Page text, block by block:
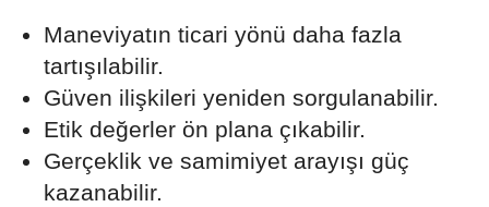
Maneviyatın ticari yönü daha fazla
tartışılabilir.
Güven ilişkileri yeniden sorgulanabilir.
Etik değerler ön plana çıkabilir.
Gerçeklik ve samimiyet arayışı güç
kazanabilir.